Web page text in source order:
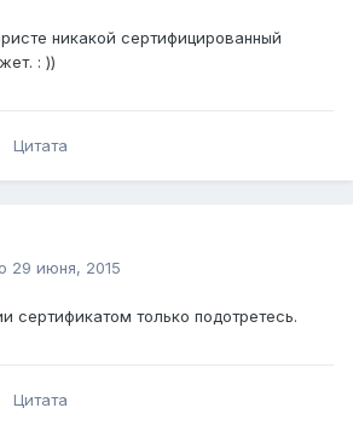
никакой сертифицированный
: ))
Цитата
29 июня, 2015
сертификатом только подотретесь.
Цитата